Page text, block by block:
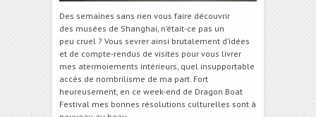
Des semaines sans rien vous faire découvrir
des musées de Shanghai, n’était-ce pas un
peu cruel ? Vous sevrer ainsi brutalement d’idées
et de compte-rendus de visites pour vous livrer
mes atermoiements intérieurs, quel insupportable
accès de nombrilisme de ma part. Fort
heureusement, en ce week-end de Dragon Boat
Festival mes bonnes résolutions culturelles sont à